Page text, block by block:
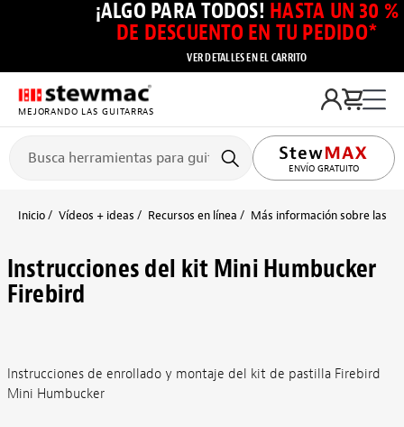
¡ALGO PARA TODOS! HASTA UN 30 %
DE DESCUENTO EN TU PEDIDO*
VER DETALLES EN EL CARRITO
MEJORANDO LAS GUITARRAS
ENVÍO GRATUITO
Inicio Vídeos + ideas Recursos en línea Más información sobre las
Instrucciones del kit Mini Humbucker
Firebird
Instrucciones de enrollado y montaje del kit de pastilla Firebird
Mini Humbucker